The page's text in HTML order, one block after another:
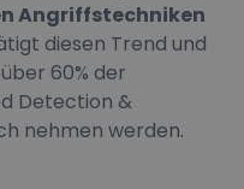
Angriffstechniken
diesen Trend und
60% der
Detection &
nehmen werden.